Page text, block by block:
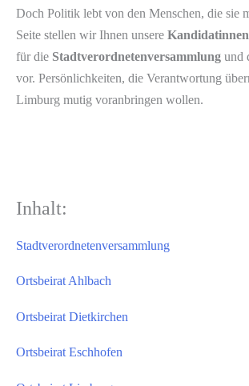
Doch Politik lebt von den Menschen, die sie
Seite stellen wir Ihnen unsere
für die Stadtverordnetenversammlung und
vor. Persönlichkeiten, die Verantwortung
Limburg mutig voranbringen wollen.
Inhalt:
Stadtverordnetenversammlung
Ortsbeirat Ahlbach
Ortsbeirat Dietkirchen
Ortsbeirat Eschhofen